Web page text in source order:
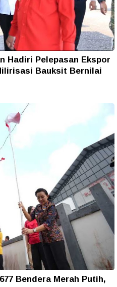
Hadiri Pelepasan Ekspor
Bauksit Bernilai
Bendera Merah Putih,